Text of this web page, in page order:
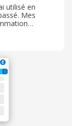
utilisé en
Mes
de l'épicerie)
(Croquettes
de
pour
les achats